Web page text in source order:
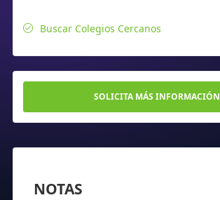
Buscar Colegios Cercanos
SOLICITA MÁS INFORMACIÓN
NOTAS